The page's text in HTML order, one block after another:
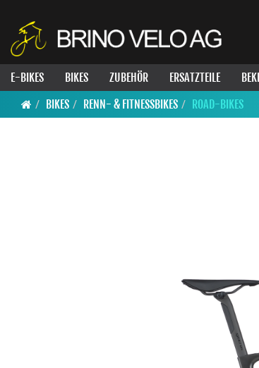
E-BIKES BIKES ZUBEHÖR ERSATZTEILE
BIKES
RENN- & FITNESSBIKES ROAD-BIKES